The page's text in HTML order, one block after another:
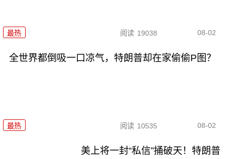
最热 阅读 19038 08-02
全世界都倒吸一口凉气，特朗普却在家偷偷P图？
最热 阅读 10535 08-02
美上将一封“私信”捅破天！特朗普